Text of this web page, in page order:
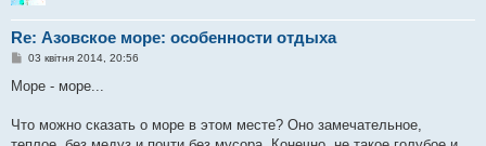
Re: Азовское море: особенности отдыха
П
в
о
03 квітня 2014, 20:56
Море - море...
Что можно сказать о море в этом месте? Оно замечательное,